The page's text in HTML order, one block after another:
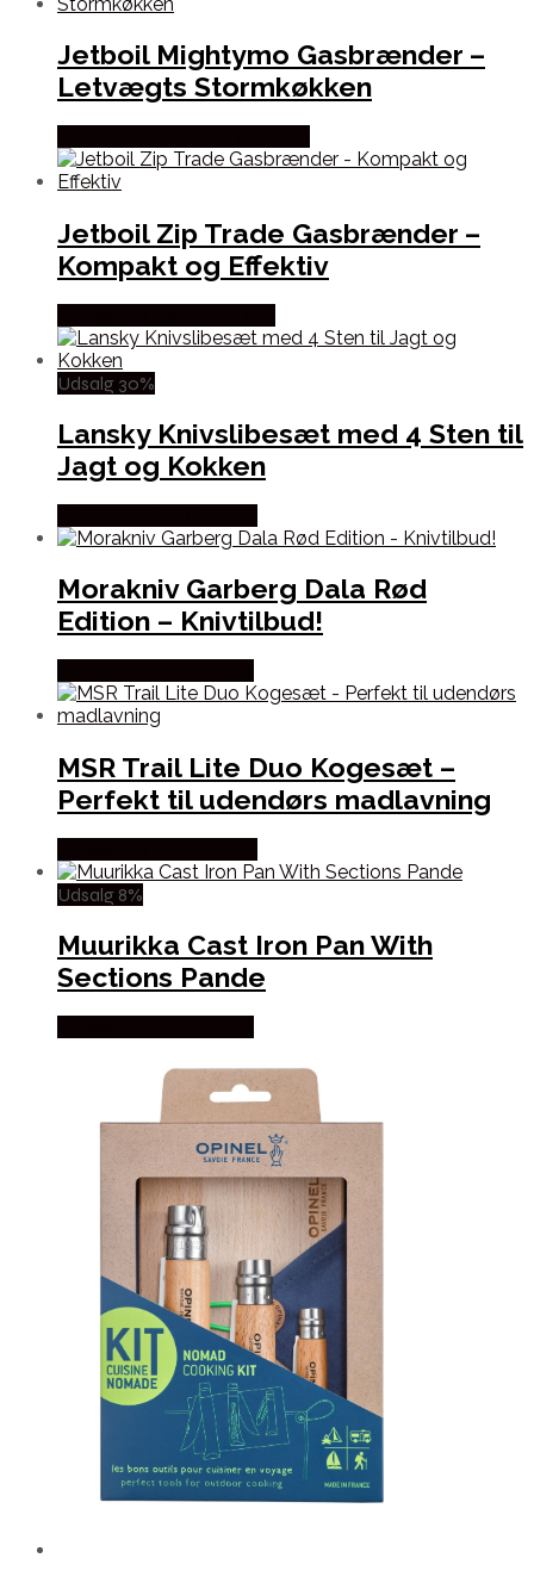
Jetboil Mightymo Gasbrænder –
Letvægts Stormkøkken
Jetboil Zip Trade Gasbrænder –
Kompakt og Effektiv
Udsalg 30%
Lansky Knivslibesæt med 4 Sten til
Jagt og Kokken
Morakniv Garberg Dala Rød
Edition – Knivtilbud!
MSR Trail Lite Duo Kogesæt –
Perfekt til udendørs madlavning
Udsalg 8%
Muurikka Cast Iron Pan With
Sections Pande